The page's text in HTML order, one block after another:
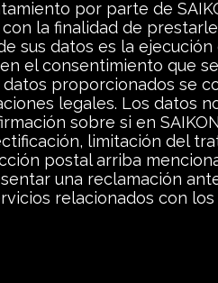
por parte de
, con la finalidad de
sus datos es la
el consentimiento que
proporcionados se
legales. Los datos
sobre si en
limitación del
postal arriba
una reclamación
relacionados con